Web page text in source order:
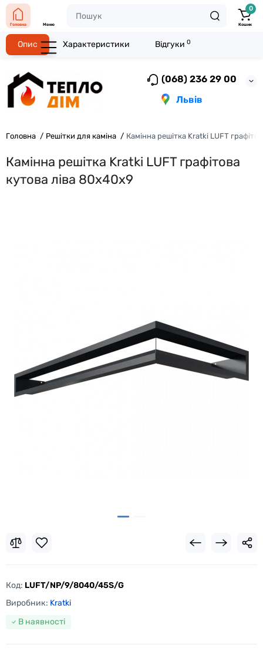
(068) 236 29 00
Львів
Головна Меню
0
Кошик
Головна Решітки для каміна Камінна решітка Kratki LUFT
Камінна решітка Kratki LUFT графітова
кутова ліва 80x40x9
Код: LUFT/NP/9/8040/45S/G
Виробник: Kratki
В наявності
Опис Характеристики Відгуки 0